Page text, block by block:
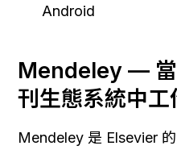
Android
Mendeley —
刊生態系統中工
Mendeley 是 Elsevier